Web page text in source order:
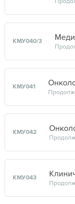
КМУ040/3
КМУ041
КМУ042
КМУ043